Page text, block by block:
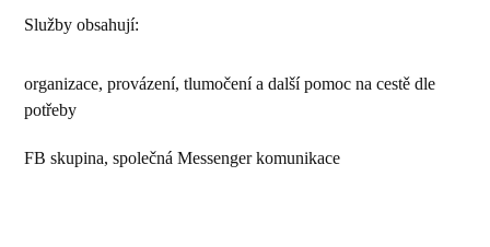
Služby obsahují:
organizace, provázení, tlumočení a další pomoc na cestě dle
potřeby
FB skupina, společná Messenger komunikace